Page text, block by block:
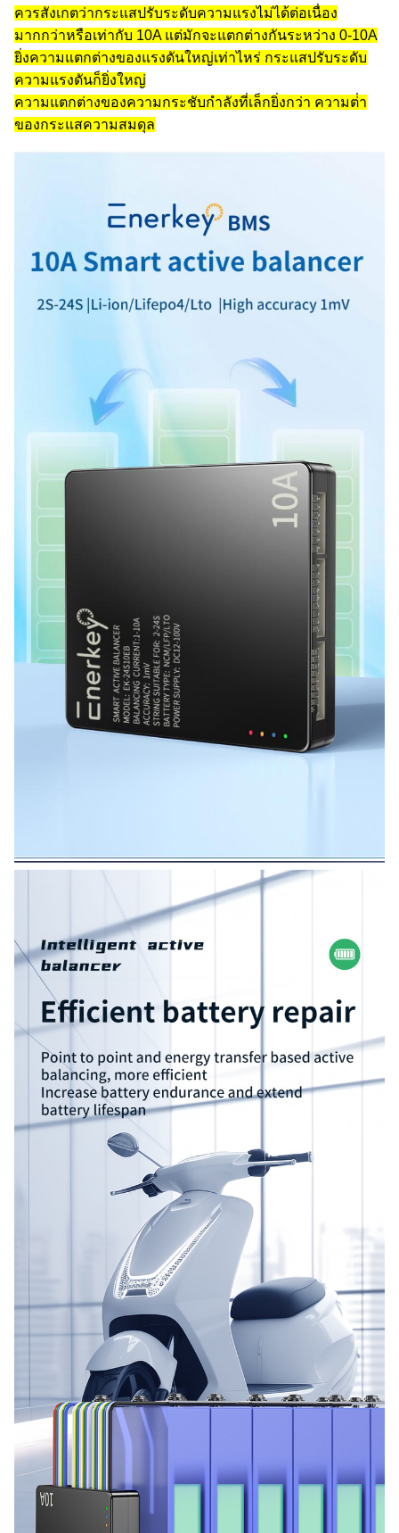
ควรสังเกตว่ากระแสปรับระดับความแรงไม่ได้ต่อเนื่อง
มากกว่าหรือเท่ากับ 10A แต่มักจะแตกต่างกันระหว่าง 0-10A
ยิ่งความแตกต่างของแรงดันใหญ่เท่าไหร่ กระแสปรับระดับ
ความแรงดันก็ยิ่งใหญ่
ความแตกต่างของความกระชับกําลังที่เล็กยิ่งกว่า ความต่ํา
ของกระแสความสมดุล